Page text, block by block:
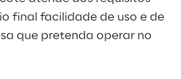
final facilidade de uso e de
que pretenda operar no